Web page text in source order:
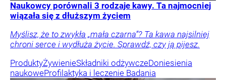
Naukowcy porównali 3 rodzaje kawy. Ta najmocniej
wiązała się z dłuższym życiem
Myślisz, że to zwykła „mała czarna”? Ta kawa najsilniej
chroni serce i wydłuża życie. Sprawdź, czy ją pijesz.
ProduktyŻywienieSkładniki odżywczeDoniesienia
naukoweProfilaktyka i leczenie Badania